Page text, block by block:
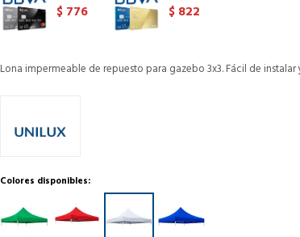
$ 776 $ 822
Lona impermeable de repuesto para gazebo 3x3. Fácil de instalar
Colores disponibles: